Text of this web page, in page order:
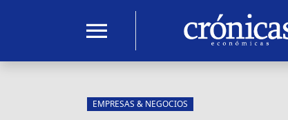
menu
EMPRESAS & NEGOCIOS